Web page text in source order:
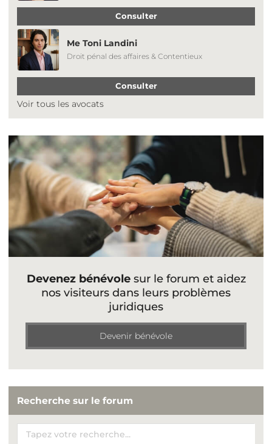
Consulter
Me Toni Landini
Droit pénal des affaires & Contentieux
Consulter
Voir tous les avocats
Devenez bénévolesur le forum et aidez
nos visiteurs dans leurs problèmes
juridiques
Devenir bénévole
Recherche sur le forum